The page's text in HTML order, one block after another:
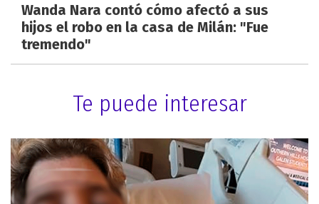
Wanda Nara contó cómo afectó a sus
hijos el robo en la casa de Milán: "Fue
tremendo"
Te puede interesar